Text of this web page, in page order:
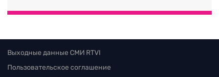
Выходные данные СМИ RTVI
Пользовательское соглашение